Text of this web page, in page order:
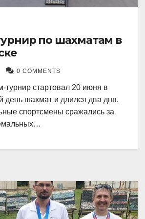
по шахматам в
0 COMMENTS
турнир стартовал 20 июня в
день шахмат и длился два дня.
спортсмены сражались за